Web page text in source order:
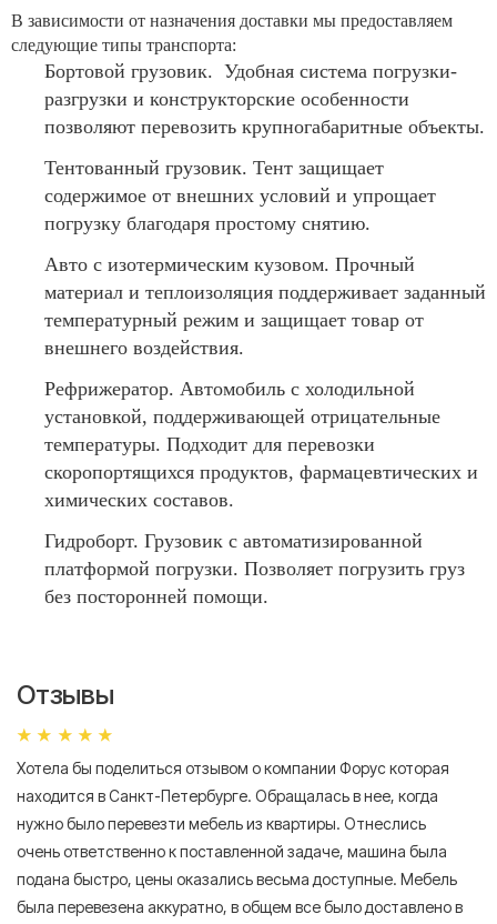
В зависимости от назначения доставки мы предоставляем
следующие типы транспорта:
Бортовой грузовик. Удобная система погрузки-
разгрузки и конструкторские особенности
позволяют перевозить крупногабаритные объекты.
Тентованный грузовик. Тент защищает
содержимое от внешних условий и упрощает
погрузку благодаря простому снятию.
Авто с изотермическим кузовом. Прочный
материал и теплоизоляция поддерживает заданный
температурный режим и защищает товар от
внешнего воздействия.
Рефрижератор. Автомобиль с холодильной
установкой, поддерживающей отрицательные
температуры. Подходит для перевозки
скоропортящихся продуктов, фармацевтических и
химических составов.
Гидроборт. Грузовик с автоматизированной
платформой погрузки. Позволяет погрузить груз
без посторонней помощи.
Отзывы
Хотела бы поделиться отзывом о компании Форус которая
находится в Санкт-Петербурге. Обращалась в нее, когда
нужно было перевезти мебель из квартиры. Отнеслись
очень ответственно к поставленной задаче, машина была
подана быстро, цены оказались весьма доступные. Мебель
была перевезена аккуратно, в общем все было доставлено в